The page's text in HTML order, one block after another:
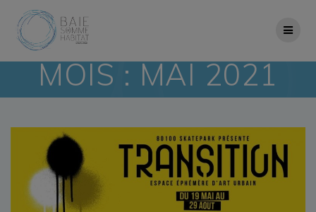
MOIS : MAI 2021